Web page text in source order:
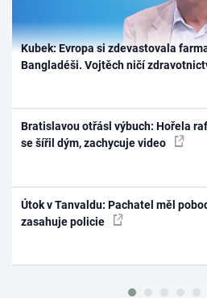
Kubek: Evropa si zdevastovala
Bangladéši. Vojtěch ničí
Bratislavou otřásl výbuch: Hořela
se šířil dým, zachycuje video
Útok v Tanvaldu: Pachatel měl
zasahuje policie